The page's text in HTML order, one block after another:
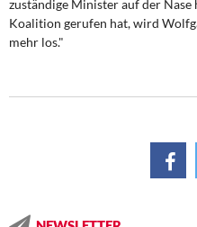
Rosa-Luxemburg-
Über mich
Kontakt
zuständige Minister auf der Nase
Koalition gerufen hat, wird
mehr los."